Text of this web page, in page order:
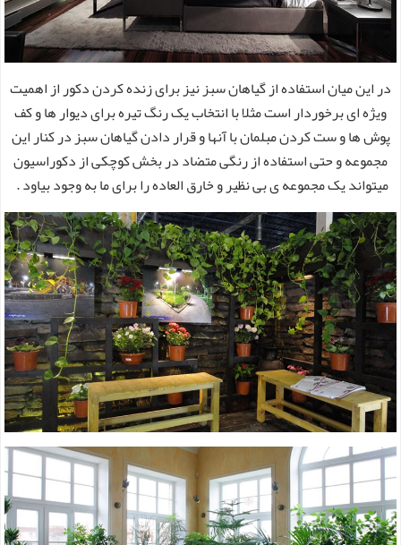
در این میان استفاده از گیاهان سبز نیز برای زنده کردن دکور از اهمیت
ویژه ای برخوردار است مثلا با انتخاب یک رنگ تیره برای دیوار ها و کف
پوش ها و ست کردن مبلمان با آنها و قرار دادن گیاهان سبز در کنار این
مجموعه و حتی استفاده از رنگی متضاد در بخش کوچکی از دکوراسیون
میتواند یک مجموعه ی بی نظیر و خارق العاده را برای ما به وجود بیاود .